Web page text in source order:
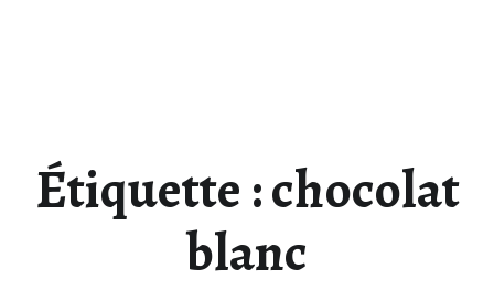
Étiquette :chocolat
blanc